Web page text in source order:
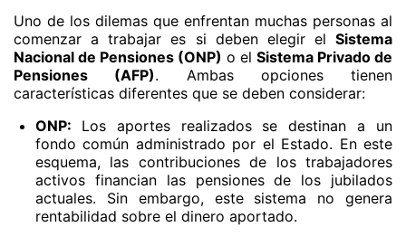
Uno de los dilemas que enfrentan muchas personas al
comenzar a trabajar es si deben elegir el Sistema
Nacional de Pensiones (ONP) o el Sistema Privado de
Pensiones (AFP). Ambas opciones tienen
características diferentes que se deben considerar:
ONP: Los aportes realizados se destinan a un
fondo común administrado por el Estado. En este
esquema, las contribuciones de los trabajadores
activos financian las pensiones de los jubilados
actuales. Sin embargo, este sistema no genera
rentabilidad sobre el dinero aportado.